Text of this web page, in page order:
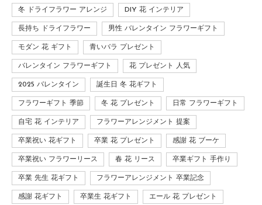
冬 ドライフラワー アレンジ DIY 花 インテリア
長持ち ドライフラワー 男性 バレンタイン フラワーギフト
モダン 花 ギフト 青いバラ プレゼント
バレンタイン フラワーギフト 花 プレゼント 人気
2025 バレンタイン 誕生日 冬 花ギフト
フラワーギフト 季節 冬 花 プレゼント 日常 フラワーギフト
自宅 花 インテリア フラワーアレンジメント 提案
卒業祝い 花ギフト 卒業 花 プレゼント 感謝 花 ブーケ
卒業祝い フラワーリース 春 花 リース 卒業ギフト 手作り
卒業 先生 花ギフト フラワーアレンジメント 卒業記念
感謝 花ギフト 卒業生 花ギフト エール 花 プレゼント